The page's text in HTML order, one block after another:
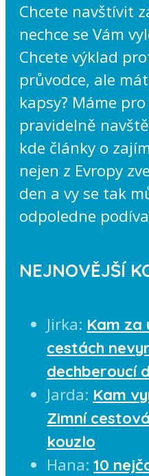
Chcete navštívit
nechce se Vám
Chcete výklad
průvodce, ale
kapsy? Máme
pravidelně
kde články o
nejen z Evropy
den a vy se tak
odpoledne
NEJNOVĚJŠÍ
Jirka: Kam za
cestách
dechberoucí
Jarda: Kam
Zimní
kouzlo
Hana: 10